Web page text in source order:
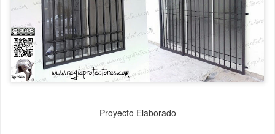
Proyecto Elaborado